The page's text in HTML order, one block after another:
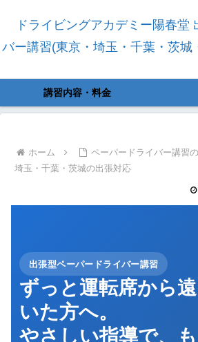
ドライビングアカデミー陽春堂
バー講習(東京・埼玉・千葉・茨城
講習内容・料金
ホーム
ペーパードライバー講習
埼玉・千葉・茨城の出張対応
出張型ペーパードライバー講習
ずっと運転席から
いた方へ。
やさしい指導で、